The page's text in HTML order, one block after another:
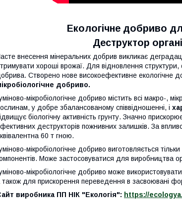
Екологічне добриво
Деструктор
внесення мінеральних добрив викликає
хороші врожаї. Для відновлення структури,
Створено нове високоефективне екологічне
добриво.
мікробіологічне добриво містить всі макро-,
у добре збалансованому співвідношенні, і
біологічну активність грунту. Значно
деструкторів пожнивних залишків. За
60 т гною.
мікробіологічне добриво виготовляється
Може застосовуватися для виробництва
мікробіологічне добриво може
також для прискорення переведення в засвоювані
виробника ПП НІК "Екологія": https://